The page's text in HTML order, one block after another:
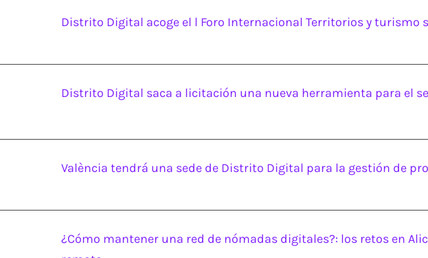
Distrito Digital acoge el l Foro Internacional Territorios y turismo
Distrito Digital saca a licitación una nueva herramienta para el
València tendrá una sede de Distrito Digital para la gestión de
¿Cómo mantener una red de nómadas digitales?: los retos en